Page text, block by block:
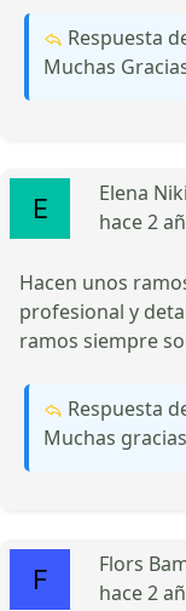
Respuesta
Muchas
Elena
hace 2
Hacen unos
profesional y
ramos siempre
Respuesta
Muchas
Flors
hace 2